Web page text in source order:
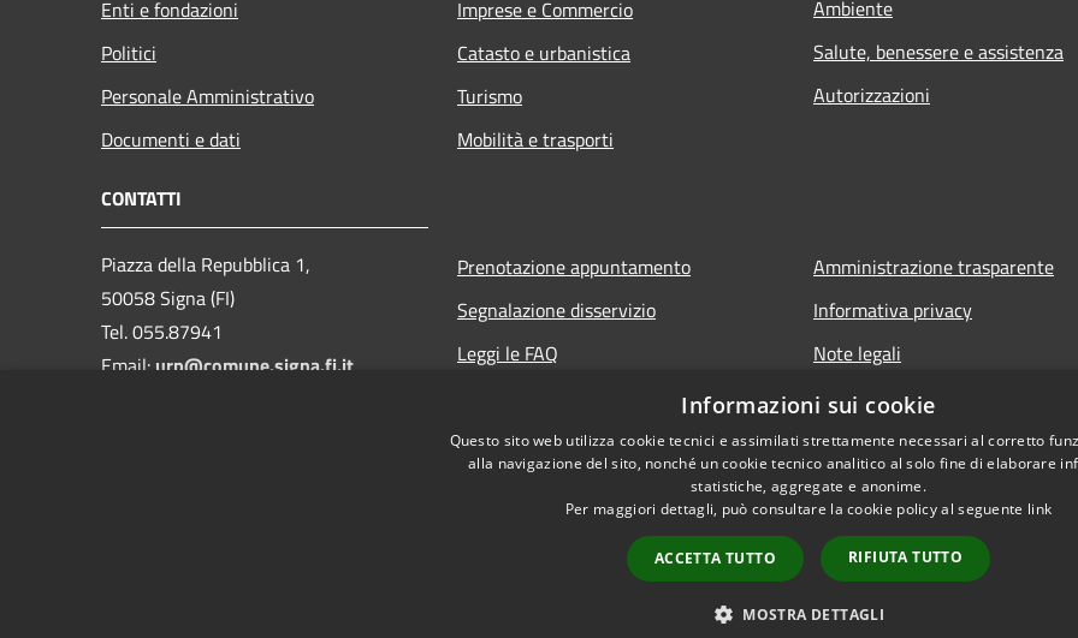
Enti e fondazioni
Politici
Personale Amministrativo
Documenti e dati
Imprese e Commercio
Catasto e urbanistica
Turismo
Mobilità e trasporti
Ambiente
Salute, benessere e assistenza
Autorizzazioni
CONTATTI
Piazza della Repubblica 1,
50058 Signa (FI)
Tel. 055.87941
Email:urp@comune.signa.fi.it
Prenotazione appuntamento
Segnalazione disservizio
Leggi le FAQ
Amministrazione trasparente
Informativa privacy
Note legali
Dichiarazione di accessibilità
Copyright © 2026 •
Informazioni sui cookie
Questo sito web utilizza cookie tecnici e assimilati strettamente necessari al corretto
alla navigazione del sito, nonché un cookie tecnico analitico al solo fine di elaborare
statistiche, aggregate e anonime.
Per maggiori dettagli, può consultare la cookie policy al seguente link
ACCETTA TUTTO RIFIUTA TUTTO
MOSTRA DETTAGLI